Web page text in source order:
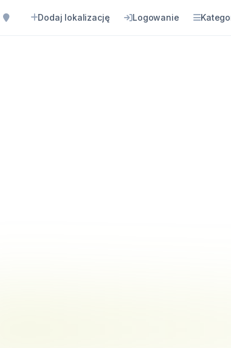
Dodaj lokalizację Logowanie